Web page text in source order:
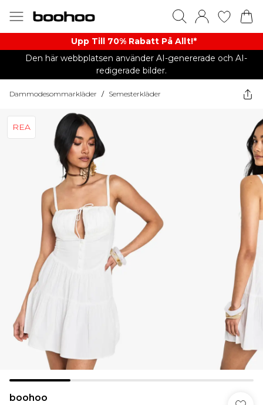
Upp Till 70% Rabatt På Allt!*
Den här webbplatsen använder AI-genererade och AI-
redigerade bilder.
Dammodesommarkläder / Semesterkläder
REA
boohoo